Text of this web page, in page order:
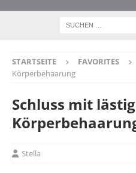
STARTSEITE FAVORITES
Körperbehaarung
Schluss mit
Stella